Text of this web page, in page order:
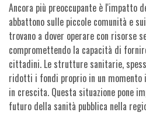
Ancora più preoccupante è l'impatto
abbattono sulle piccole comunità e
trovano a dover operare con risorse
compromettendo la capacità di
cittadini. Le strutture sanitarie,
ridotti i fondi proprio in un momento
in crescita. Questa situazione pone
futuro della sanità pubblica nella